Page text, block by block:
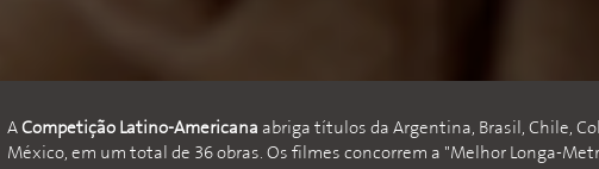
A Competição Latino-Americana abriga títulos da Argentina, Brasil, Chile,
México, em um total de 36 obras. Os filmes concorrem a "Melhor Longa-